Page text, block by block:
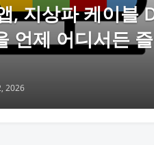
, 지상파 케이블
언제 어디서든
2026